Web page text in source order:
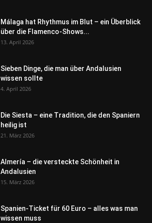
Málaga hat Rhythmus im Blut – ein Überblick
über die Flamenco-Shows...
13. April 2026
Sieben Dinge, die man über Andalusien
wissen sollte
4. April 2026
Die Siesta – eine Tradition, die den Spaniern
heilig ist
21. März 2026
Almería – die versteckte Schönheit in
Andalusien
15. März 2026
Spanien-Ticket für 60 Euro – alles was man
wissen muss